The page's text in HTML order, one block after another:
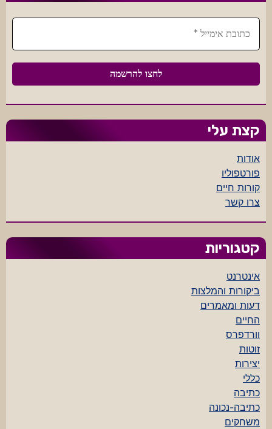
קצת עלי
אודות
פורטפוליו
קורות חיים
צרו קשר
קטגוריות
אינטרנט
ביקורות והמלצות
דעות ומאמרים
החיים
וורדפרס
זוטות
יצירות
כללי
כתיבה
כתיבה-נכונה
משחקים